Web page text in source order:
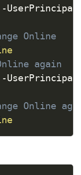
-
Online
again
-
Online